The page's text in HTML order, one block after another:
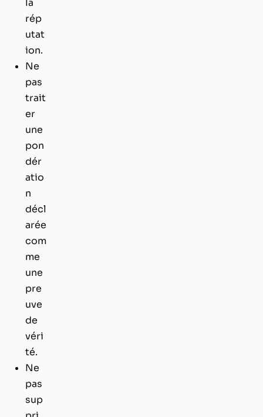
la
rép
utat
ion.
Ne
pas
trait
er
une
pon
dér
atio
n
décl
arée
com
me
une
pre
uve
de
véri
té.
Ne
pas
sup